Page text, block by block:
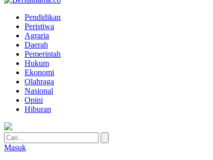
Pendidikan
Peristiwa
Agraria
Daerah
Pemerintah
Hukum
Ekonomi
Olahraga
Nasional
Opini
Hiburan
Masuk